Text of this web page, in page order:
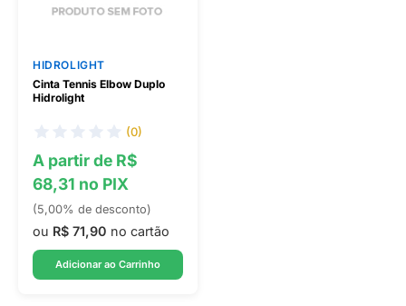
HIDROLIGHT
Cinta Tennis Elbow Duplo
Hidrolight
(0)
A partir de R$
68,31 no PIX
(5,00% de desconto)
ou R$ 71,90 no cartão
Adicionar ao Carrinho